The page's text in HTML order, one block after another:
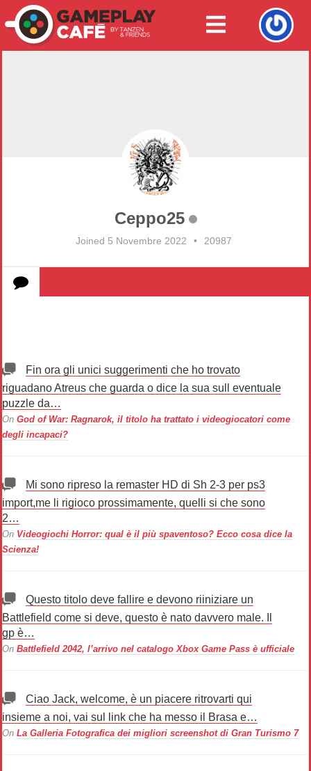
Ceppo25
Joined 5 Novembre 2022 • 20987
Fin ora gli unici suggerimenti che ho trovato
riguadano Atreus che guarda o dice la sua sull eventuale
puzzle da…
On God of War: Ragnarok, il titolo ha trattato i videogiocatori come
degli incapaci?
Mi sono ripreso la remaster HD di Sh 2-3 per ps3
import,me li rigioco prossimamente, quelli si che sono
2…
On Videogiochi Horror: qual è il più spaventoso? Ecco cosa dice la
Scienza!
Questo titolo deve fallire e devono riiniziare un
Battlefield come si deve, questo è nato davvero male. Il
gp è…
On Battlefield 2042, l’arrivo nel catalogo Xbox Game Pass è ufficiale
Ciao Jack, welcome, è un piacere ritrovarti qui
insieme a noi, vai sul link che ha messo il Brasa e…
On La Galleria Fotografica dei migliori screenshot di Gran Turismo 7